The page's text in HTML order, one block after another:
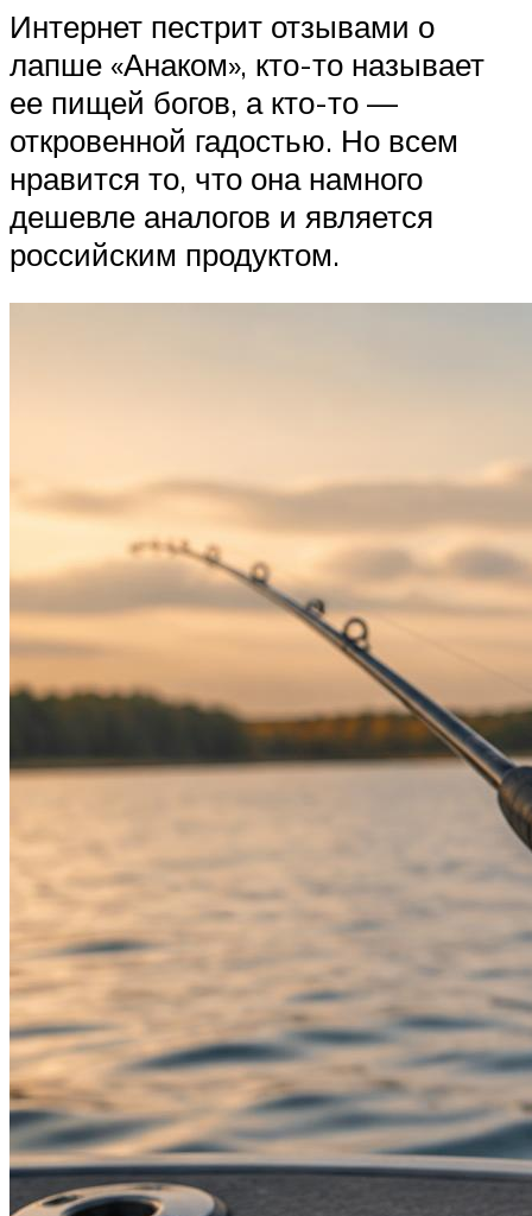
Интернет пестрит отзывами о
лапше «Анаком», кто-то называет
ее пищей богов, а кто-то —
откровенной гадостью. Но всем
нравится то, что она намного
дешевле аналогов и является
российским продуктом.